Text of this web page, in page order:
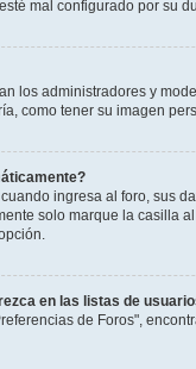
mal configurado por su
los administradores y
como tener su imagen
cuando ingresa al foro, sus
solo marque la casilla
en las listas de
de Foros",